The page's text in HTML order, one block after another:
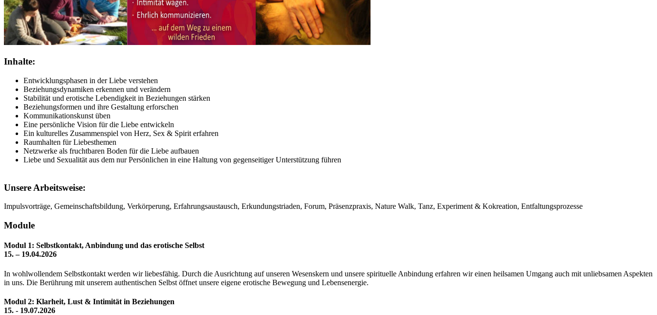
Inhalte:
Entwicklungsphasen in der Liebe verstehen
Beziehungsdynamiken erkennen und verändern
Stabilität und erotische Lebendigkeit in Beziehungen stärken
Beziehungsformen und ihre Gestaltung erforschen
Kommunikationskunst üben
Eine persönliche Vision für die Liebe entwickeln
Ein kulturelles Zusammenspiel von Herz, Sex & Spirit erfahren
Raumhalten für Liebesthemen
Netzwerke als fruchtbaren Boden für die Liebe aufbauen
Liebe und Sexualität aus dem nur Persönlichen in eine Haltung von gegenseitiger Unterstützung führen
Unsere Arbeitsweise:
Impulsvorträge, Gemeinschaftsbildung, Verkörperung, Erfahrungsaustausch, Erkundungstriaden, Forum, Präsenzpraxis, Nature Walk, Tanz, Experiment & Kokreation, Entfaltungsprozesse
Module
Modul 1: Selbstkontakt, Anbindung und das erotische Selbst
15. – 19.04.2026
In wohlwollendem Selbstkontakt werden wir liebesfähig. Durch die Ausrichtung auf unseren Wesenskern und unsere spirituelle Anbindung erfahren wir einen heilsamen Umgang auch mit unliebsamen Aspekten
in uns. Die Berührung mit unserem authentischen Selbst öffnet unsere eigene erotische Bewegung und Lebensenergie.
Modul 2: Klarheit, Lust & Intimität in Beziehungen
15. - 19.07.2026